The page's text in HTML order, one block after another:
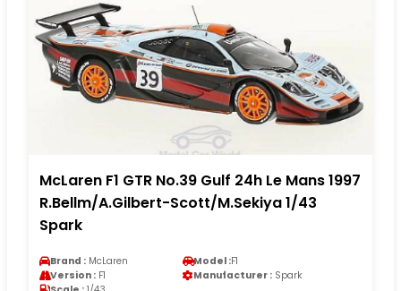
McLaren F1 GTR No.39 Gulf 24h Le Mans 1997
R.Bellm/A.Gilbert-Scott/M.Sekiya 1/43
Spark
Brand : McLaren Model :F1
Version : F1 Manufacturer : Spark